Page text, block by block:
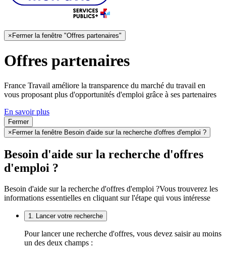
×Fermer la fenêtre "Offres partenaires"
Offres partenaires
France Travail améliore la transparence du marché du travail en
vous proposant plus d'opportunités d'emploi grâce à ses partenaires
En savoir plus
Fermer
×Fermer la fenêtre Besoin d'aide sur la recherche d'offres d'emploi ?
Besoin d'aide sur la recherche d'offres
d'emploi ?
Besoin d'aide sur la recherche d'offres d'emploi ?Vous trouverez les
informations essentielles en cliquant sur l'étape qui vous intéresse
1. Lancer votre recherche
Pour lancer une recherche d'offres, vous devez saisir au moins
un des deux champs :